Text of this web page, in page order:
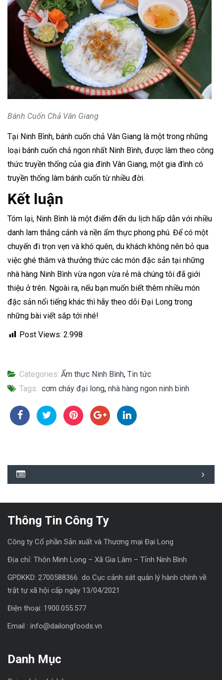
Bánh Cuốn Chả Vân Giang
Tại Ninh Bình, bánh cuốn chả Vân Giang là một trong những
loại bánh cuốn chả ngon nhất Ninh Bình, được làm theo công
thức truyền thống của gia đình Vân Giang, một gia đình có
truyền thống làm bánh cuốn từ nhiều đời.
Kết luận
Tóm lại, Ninh Bình là một điểm đến du lịch hấp dẫn với nhiều
danh lam thắng cảnh và nền ẩm thực phong phú. Để có một
chuyến đi trọn vẹn và khó quên, du khách không nên bỏ qua
việc ghé thăm và thưởng thức các món đặc sản tại những
nhà hàng Ninh Bình vừa ngon vừa rẻ mà chúng tôi đã giới
thiệu ở trên. Ngoài ra, nếu bạn muốn biết thêm nhiều món
đặc sản nổi tiếng khác thì hãy theo dõi Đại Long trong
những bài viết sắp tới nhé!
Post Views: 2.998
Categories: Ẩm thực Ninh Bình, Tin tức
Tags: cơm cháy đại long, nhà hàng ngon ninh bình
Thông Tin Công Ty
Công ty Cổ phần Sản xuất và Thương mại Đại Long
Địa chỉ: Thôn Minh Long – Xã Gia Lâm – Tỉnh Ninh Bình
GPDKKD: 2700588366 do Cục cảnh sát quản lý hành chính về
trật tự xã hội cấp ngày 13/04/2021
Điện thoại: 1900.055.577
Email : info@dailongfoods.vn
Danh Mục